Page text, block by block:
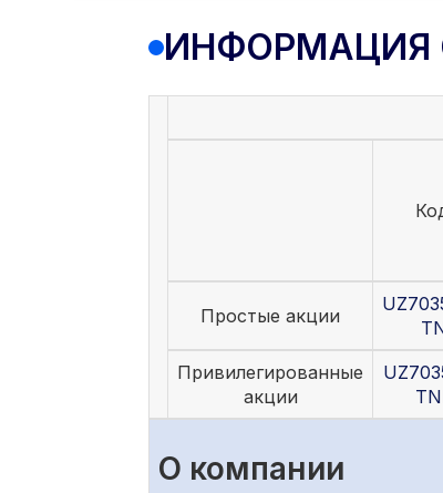
ИНФОРМАЦИЯ
Простые акции
Привилегированные
акции
О компании